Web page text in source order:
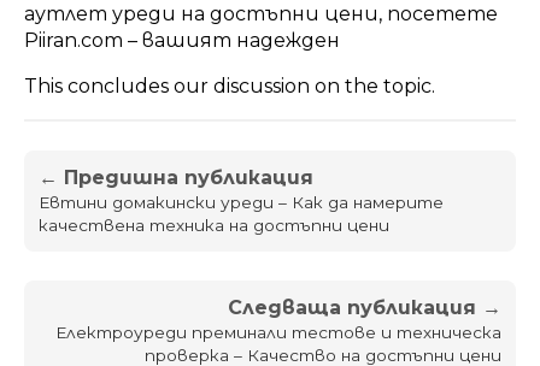
аутлет уреди на достъпни цени, посетете
Piiran.com – вашият надежден
This concludes our discussion on the topic.
← Предишна публикация
Евтини домакински уреди – Как да намерите
качествена техника на достъпни цени
Следваща публикация →
Електроуреди преминали тестове и техническа
проверка – Качество на достъпни цени